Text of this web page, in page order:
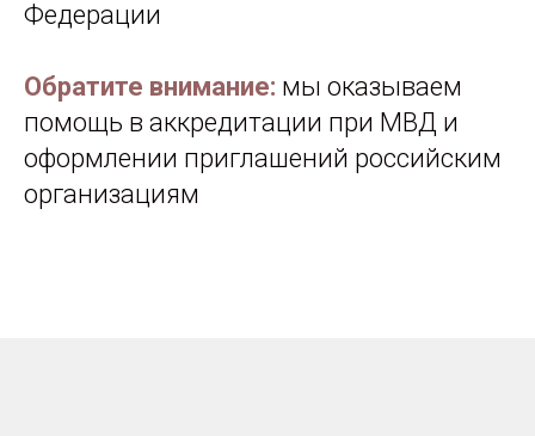
Федерации
Обратите внимание: мы оказываем
помощь в аккредитации при МВД и
оформлении приглашений российским
организациям